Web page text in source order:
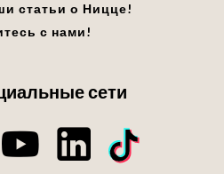
статьи о Ницце!
с нами!
сети